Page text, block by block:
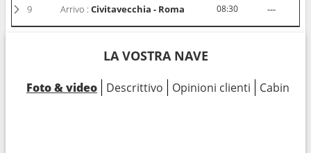
9 Arrivo :Civitavecchia - Roma 08:30 ---
LA VOSTRA NAVE
Foto & video Descrittivo Opinioni clienti Cabine